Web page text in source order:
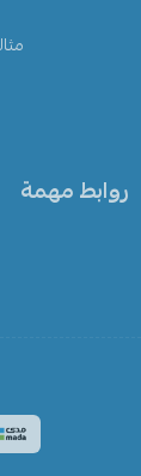
روابط مهمة